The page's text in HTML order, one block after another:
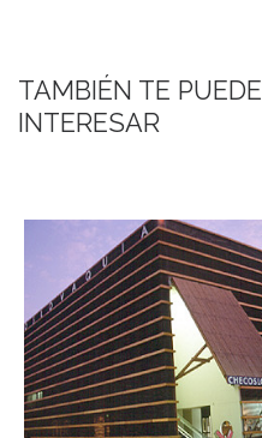
TAMBIÉN TE PUEDE
INTERESAR